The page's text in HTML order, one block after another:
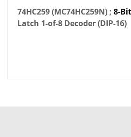
74HC259 (MC74HC259N) ; 8-Bit
Latch 1-of-8 Decoder (DIP-16)